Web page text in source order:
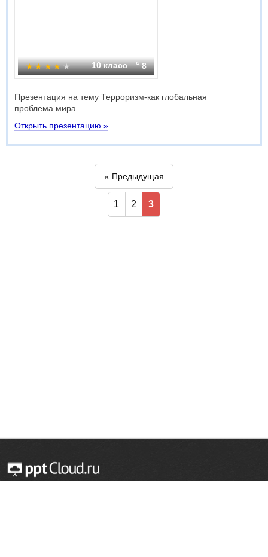
10 класс 8
Презентация на тему Терроризм-как глобальная
проблема мира
Открыть презентацию »
Предыдущая
1 2 3